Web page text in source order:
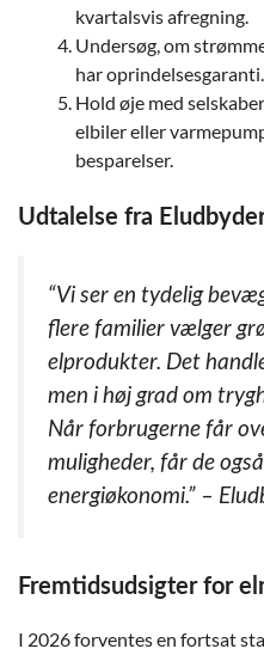
kvartalsvis afregning.
Undersøg, om
har oprindelsesgaranti.
Hold øje med
elbiler eller
besparelser.
Udtalelse fra
“Vi ser en tydelig
flere familier vælger
elprodukter. Det
men i høj grad om
Når forbrugerne får
muligheder, får de
energiøkonomi.” –
Fremtidsudsigter for
I 2026 forventes en fortsat